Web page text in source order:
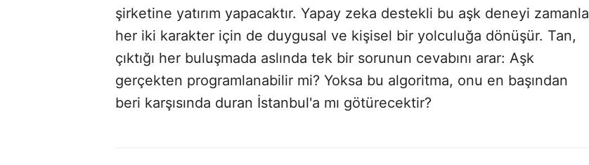
şirketine yatırım yapacaktır. Yapay zeka destekli bu aşk deneyi zamanla
her iki karakter için de duygusal ve kişisel bir yolculuğa dönüşür. Tan,
çıktığı her buluşmada aslında tek bir sorunun cevabını arar: Aşk
gerçekten programlanabilir mi? Yoksa bu algoritma, onu en başından
beri karşısında duran İstanbul'a mı götürecektir?